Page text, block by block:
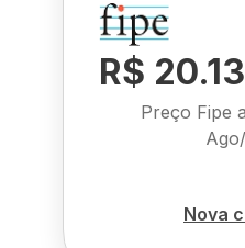
R$
Preço Fipe
Nova